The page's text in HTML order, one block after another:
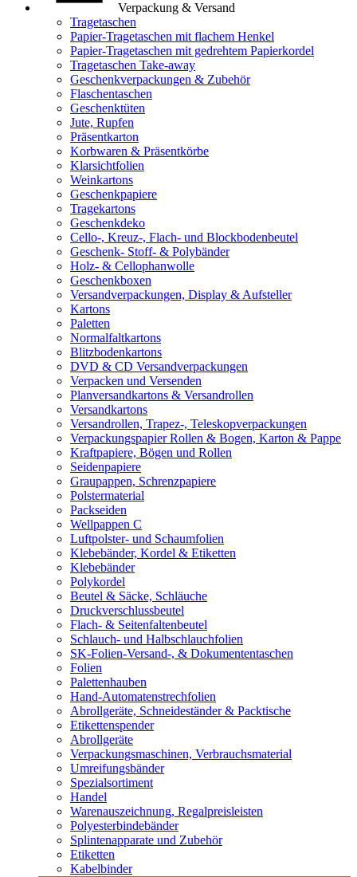
Verpackung & Versand
Tragetaschen
Papier-Tragetaschen mit flachem Henkel
Papier-Tragetaschen mit gedrehtem Papierkordel
Tragetaschen Take-away
Geschenkverpackungen & Zubehör
Flaschentaschen
Geschenktüten
Jute, Rupfen
Präsentkarton
Korbwaren & Präsentkörbe
Klarsichtfolien
Weinkartons
Geschenkpapiere
Tragekartons
Geschenkdeko
Cello-, Kreuz-, Flach- und Blockbodenbeutel
Geschenk- Stoff- & Polybänder
Holz- & Cellophanwolle
Geschenkboxen
Versandverpackungen, Display & Aufsteller
Kartons
Paletten
Normalfaltkartons
Blitzbodenkartons
DVD & CD Versandverpackungen
Verpacken und Versenden
Planversandkartons & Versandrollen
Versandkartons
Versandrollen, Trapez-, Teleskopverpackungen
Verpackungspapier Rollen & Bogen, Karton & Pappe
Kraftpapiere, Bögen und Rollen
Seidenpapiere
Graupappen, Schrenzpapiere
Polstermaterial
Packseiden
Wellpappen C
Luftpolster- und Schaumfolien
Klebebänder, Kordel & Etiketten
Klebebänder
Polykordel
Beutel & Säcke, Schläuche
Druckverschlussbeutel
Flach- & Seitenfaltenbeutel
Schlauch- und Halbschlauchfolien
SK-Folien-Versand-, & Dokumententaschen
Folien
Palettenhauben
Hand-Automatenstrechfolien
Abrollgeräte, Schneideständer & Packtische
Etikettenspender
Abrollgeräte
Verpackungsmaschinen, Verbrauchsmaterial
Umreifungsbänder
Spezialsortiment
Handel
Warenauszeichnung, Regalpreisleisten
Polyesterbindebänder
Splintenapparate und Zubehör
Etiketten
Kabelbinder